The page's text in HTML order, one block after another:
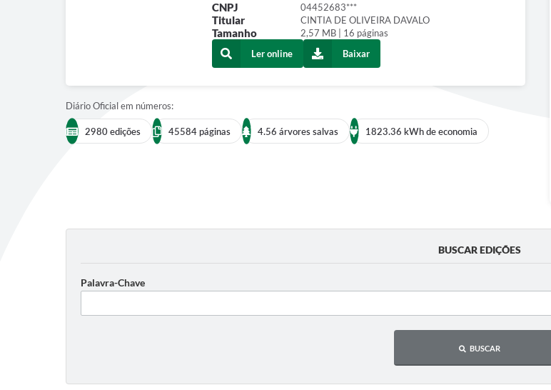
CNPJ 04452683***
Titular CINTIA DE OLIVEIRA DAVALO
Tamanho
2,57 MB | 16 páginas
Ler online
Baixar
Diário Oficial em números:
2980 edições 45584 páginas 4.56 árvores salvas 1823.36 kWh de economia
BUSCAR EDIÇÕES
Palavra-Chave
BUSCAR